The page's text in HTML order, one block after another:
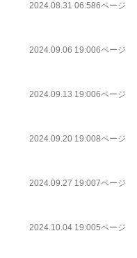
2024.08.31 06:586ページ
2024.09.06 19:006ページ
2024.09.13 19:006ページ
2024.09.20 19:008ページ
2024.09.27 19:007ページ
2024.10.04 19:005ページ